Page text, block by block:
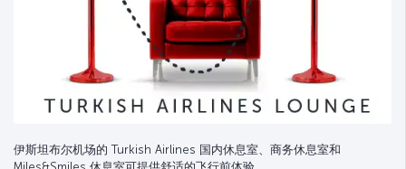
伊斯坦布尔机场的 Turkish Airlines 国内休息室、商务休息室和